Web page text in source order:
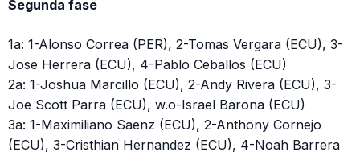
Segunda fase
1a: 1-Alonso Correa (PER), 2-Tomas Vergara (ECU), 3-
Jose Herrera (ECU), 4-Pablo Ceballos (ECU)
2a: 1-Joshua Marcillo (ECU), 2-Andy Rivera (ECU), 3-
Joe Scott Parra (ECU), w.o-Israel Barona (ECU)
3a: 1-Maximiliano Saenz (ECU), 2-Anthony Cornejo
(ECU), 3-Cristhian Hernandez (ECU), 4-Noah Barrera